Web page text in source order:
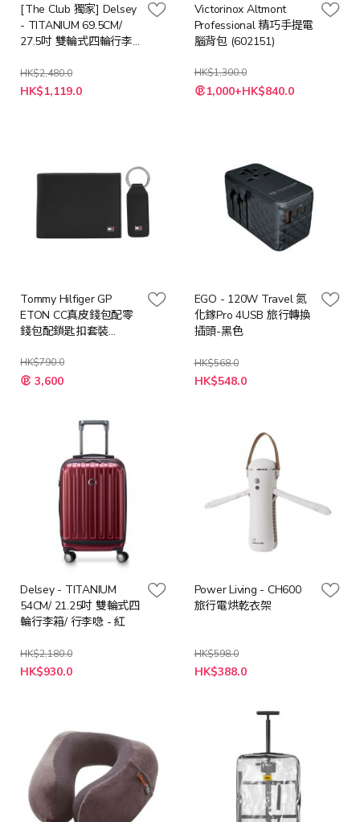
[The Club 獨家] Delsey
- TITANIUM 69.5CM/
27.5吋 雙輪式四輪行李
HK$2,480.0
特
殊
HK$1,119.0
Victorinox Altmont
Professional 精巧手提電
腦背包 (602151)
HK$1,300.0
特
殊 1,000+HK$840.0
Tommy Hilfiger GP
ETON CC真皮錢包配零
錢包配鎖匙扣套裝
HK$790.0
特
殊 3,600
EGO - 120W Travel 氮
化鎵Pro 4USB 旅行轉換
插頭-黑色
HK$568.0
特
殊
HK$548.0
Delsey - TITANIUM
54CM/ 21.25吋 雙輪式四
輪行李箱/ 行李喼 - 紅
HK$2,180.0
特
殊
HK$930.0
Power Living - CH600
旅行電烘乾衣架
HK$598.0
特
殊
HK$388.0